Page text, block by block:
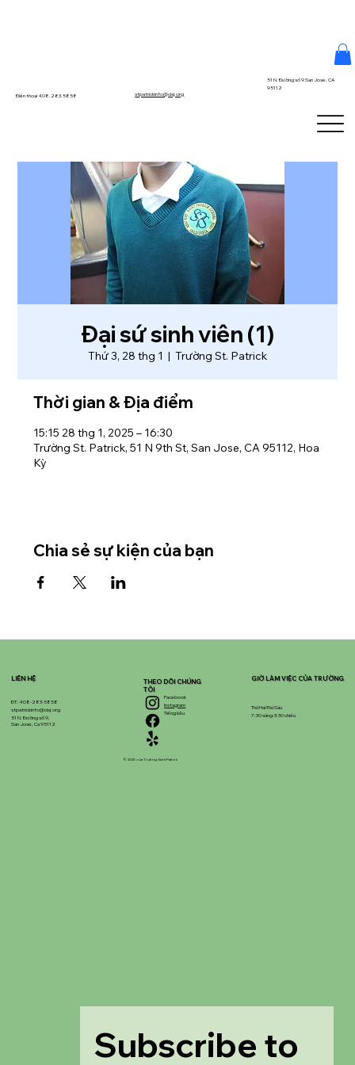
Điện thoại 408.283.5858 stpatrickinfo@dsj.org
51 N. Đường số 9 San Jose, CA
95112
Đại sứ sinh viên (1)
Thứ 3, 28 thg 1
  |
Trường St. Patrick
Thời gian & Địa điểm
15:15 28 thg 1, 2025 – 16:30
Trường St. Patrick, 51 N 9th St, San Jose, CA 95112, Hoa
Kỳ
Chia sẻ sự kiện của bạn
LIÊN HỆ
ĐT: 408-283-5858
stpatrickinfo@dsj.org
51 N. Đường số 9,
San Jose, Ca 95112
Subscribe to
Facebook
Instagram
Tiếng kêu
THEO DÕI CHÚNG
TÔI
© 2025 của Trường Saint Patrick
GIỜ LÀM VIỆC CỦA TRƯỜNG
Thứ Hai-Thứ Sáu
7:30 sáng-3:30 chiều